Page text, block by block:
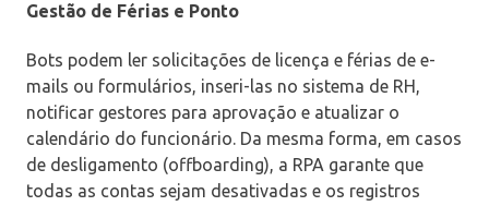
Gestão de Férias e Ponto
Bots podem ler solicitações de licença e férias de e-
mails ou formulários, inseri-las no sistema de RH,
notificar gestores para aprovação e atualizar o
calendário do funcionário. Da mesma forma, em casos
de desligamento (offboarding), a RPA garante que
todas as contas sejam desativadas e os registros